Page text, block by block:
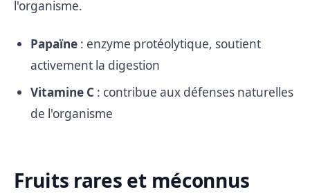
l'organisme.
Papaïne : enzyme protéolytique, soutient
activement la digestion
Vitamine C : contribue aux défenses naturelles
de l'organisme
Fruits rares et méconnus